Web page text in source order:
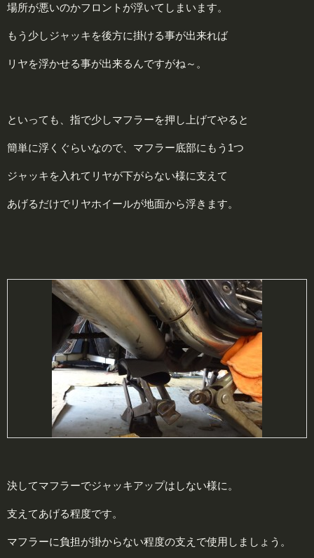
場所が悪いのかフロントが浮いてしまいます。
もう少しジャッキを後方に掛ける事が出来れば
リヤを浮かせる事が出来るんですがね～。
といっても、指で少しマフラーを押し上げてやると
簡単に浮くぐらいなので、マフラー底部にもう1つ
ジャッキを入れてリヤが下がらない様に支えて
あげるだけでリヤホイールが地面から浮きます。
決してマフラーでジャッキアップはしない様に。
支えてあげる程度です。
マフラーに負担が掛からない程度の支えで使用しましょう。